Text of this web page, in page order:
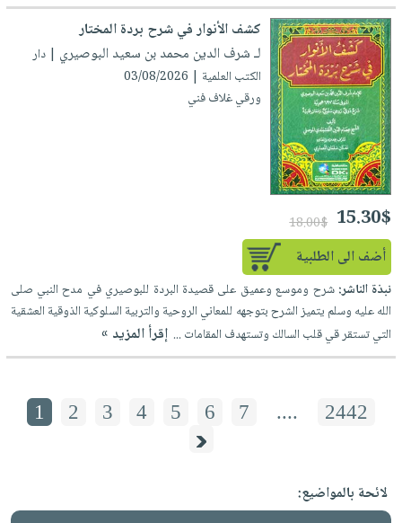
كشف الأنوار في شرح بردة المختار
لـ شرف الدين محمد بن سعيد البوصيري | دار
الكتب العلمية | 03/08/2026
ورقي غلاف فني
15.30$
18.00$
أضف الى الطلبية
نبذة الناشر:شرح وموسع وعميق على قصيدة البردة للبوصيري في مدح النبي صلى
الله عليه وسلم يتميز الشرح بتوجهه للمعاني الروحية والتربية السلوكية الذوقية العشقية
التي تستقر قي قلب السالك وتستهدف المقامات ... إقرأ المزيد »
1 2 3 4 5 6 7 .... 2442
لائحة بالمواضيع: